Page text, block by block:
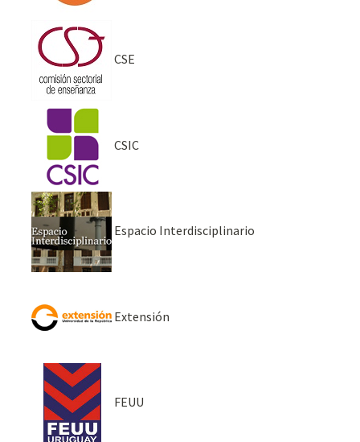
CSE
CSIC
Espacio Interdisciplinario
Extensión
FEUU